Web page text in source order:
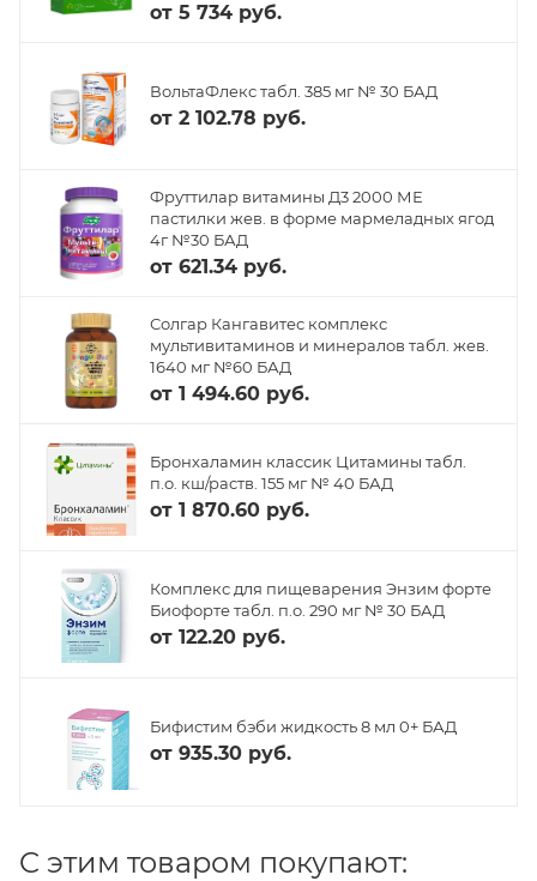
от 5 734 руб.
ВольтаФлекс табл. 385 мг № 30 БАД
от 2 102.78 руб.
Фруттилар витамины Д3 2000 МЕ
пастилки жев. в форме мармеладных ягод
4г №30 БАД
от 621.34 руб.
Солгар Кангавитес комплекс
мультивитаминов и минералов табл. жев.
1640 мг №60 БАД
от 1 494.60 руб.
Бронхаламин классик Цитамины табл.
п.о. кш/раств. 155 мг № 40 БАД
от 1 870.60 руб.
Комплекс для пищеварения Энзим форте
Биофорте табл. п.о. 290 мг № 30 БАД
от 122.20 руб.
Бифистим бэби жидкость 8 мл 0+ БАД
от 935.30 руб.
C этим товаром покупают: